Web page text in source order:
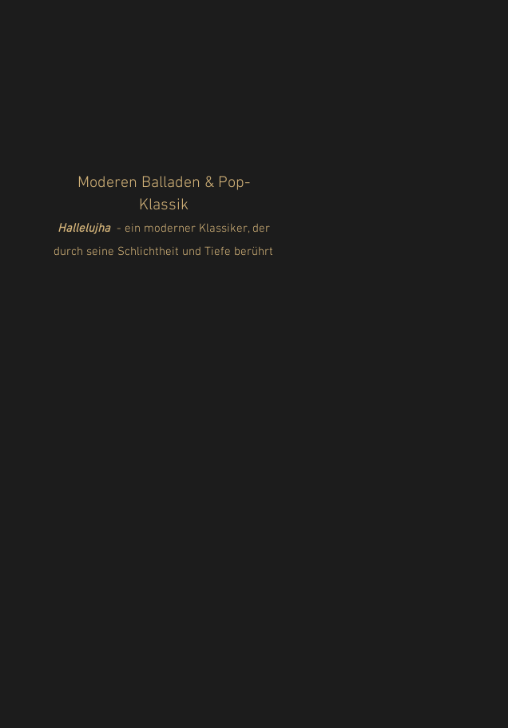
Moderen Balladen & Pop-
Klassik
Hallelujha- ein moderner Klassiker, der
durch seine Schlichtheit und Tiefe berührt